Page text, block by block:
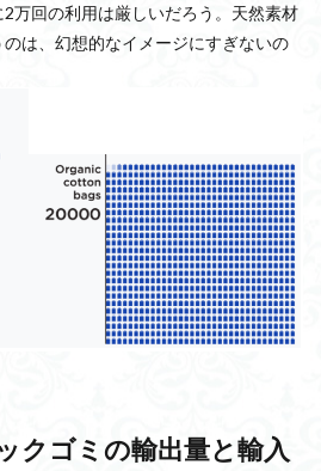
万回の利用は厳しいだろう。天然素材
は、幻想的なイメージにすぎないの
クゴミの輸出量と輸入